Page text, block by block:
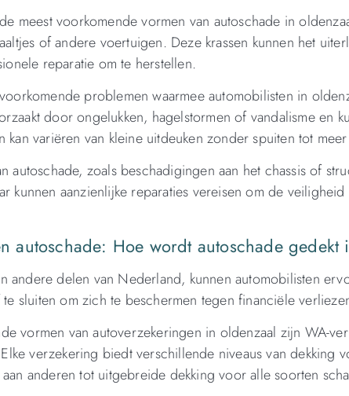
meest voorkomende vormen van autoschade in
of andere voertuigen. Deze krassen kunnen het
reparatie om te herstellen.
problemen waarmee automobilisten in
door ongelukken, hagelstormen of vandalisme en
kan variëren van kleine uitdeuken zonder spuiten tot
autoschade, zoals beschadigingen aan het chassis of
kunnen aanzienlijke reparaties vereisen om de
autoschade: Hoe wordt autoschade gedekt
andere delen van Nederland, kunnen automobilisten
sluiten om zich te beschermen tegen financiële
vormen van autoverzekeringen in oldenzaal zijn WA-
verzekering biedt verschillende niveaus van dekking
anderen tot uitgebreide dekking voor alle soorten